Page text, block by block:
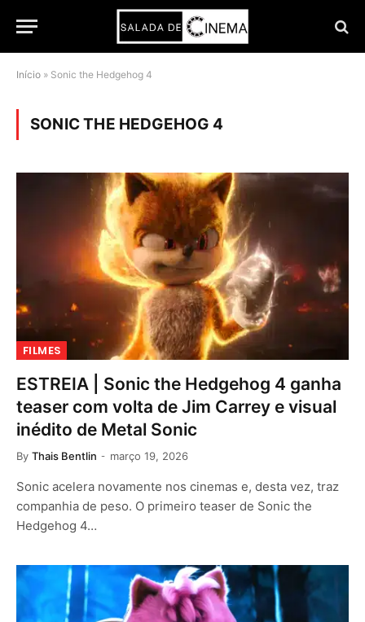
Início » Sonic the Hedgehog 4
SONIC THE HEDGEHOG 4
FILMES
ESTREIA | Sonic the Hedgehog 4 ganha
teaser com volta de Jim Carrey e visual
inédito de Metal Sonic
By Thais Bentlin março 19, 2026
Sonic acelera novamente nos cinemas e, desta vez, traz
companhia de peso. O primeiro teaser de Sonic the
Hedgehog 4…